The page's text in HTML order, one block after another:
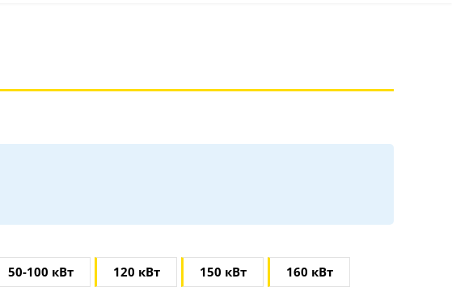
50-100 кВт 120 кВт 150 кВт 160 кВт